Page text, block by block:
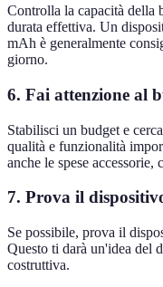
Controlla la capacità della
durata effettiva. Un
mAh è generalmente
giorno.
6. Fai attenzione al
Stabilisci un budget e
qualità e funzionalità
anche le spese accessorie,
7. Prova il
Se possibile, prova il
Questo ti darà un'idea del
costruttiva.